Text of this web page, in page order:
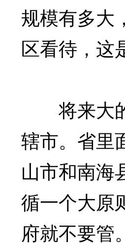
规模有多大
区看待，这
将来大的
辖市。省里
山市和南海
循一个大原
府就不要管